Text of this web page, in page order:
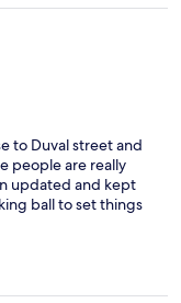
to Duval street and
people are really
updated and kept
ball to set things